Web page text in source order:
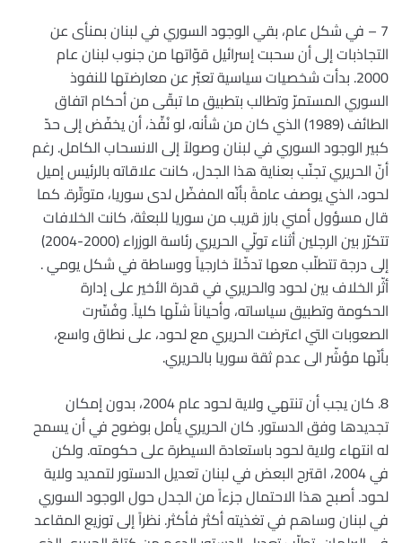
7 – في شكل عام، بقي الوجود السوري في لبنان بمنأى عن
التجاذبات إلى أن سحبت إسرائيل قوّاتها من جنوب لبنان عام
2000. بدأت شخصيات سياسية تعبّر عن معارضتها للنفوذ
السوري المستمرّ وتطالب بتطبيق ما تبقّى من أحكام اتفاق
الطائف (1989) الذي كان من شأنه، لو نُفِّذ، أن يخفّض إلى حدّ
كبير الوجود السوري في لبنان وصولاً إلى الانسحاب الكامل. رغم
أنّ الحريري تجنّب بعناية هذا الجدل، كانت علاقاته بالرئيس إميل
لحود، الذي يوصف عامةً بأنّه المفضّل لدى سوريا، متوتّرة. كما
قال مسؤول أمني بارز قريب من سوريا للبعثة، كانت الخلافات
تتكرّر بين الرجلين أثناء تولّي الحريري رئاسة الوزراء (2000-2004)
إلى درجة تتطلّب معها تدخّلاً خارجياً ووساطة في شكل يومي .
أثّر الخلاف بين لحود والحريري في قدرة الأخير على إدارة
الحكومة وتطبيق سياساته، وأحياناً شلّها كلياً. وفُسِّرت
الصعوبات التي اعترضت الحريري مع لحود، على نطاق واسع،
بأنّها مؤشّر الى عدم ثقة سوريا بالحريري.
8. كان يجب أن تنتهي ولاية لحود عام 2004، بدون إمكان
تجديدها وفق الدستور. كان الحريري يأمل بوضوح في أن يسمح
له انتهاء ولاية لحود باستعادة السيطرة على حكومته. ولكن
في 2004، اقترح البعض في لبنان تعديل الدستور لتمديد ولاية
لحود. أصبح هذا الاحتمال جزءاً من الجدل حول الوجود السوري
في لبنان وساهم في تغذيته أكثر فأكثر. نظراً إلى توزيع المقاعد